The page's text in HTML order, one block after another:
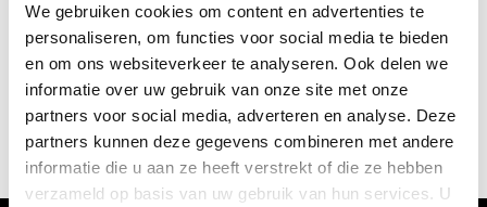
We gebruiken cookies om content en advertenties te
personaliseren, om functies voor social media te bieden
en om ons websiteverkeer te analyseren. Ook delen we
informatie over uw gebruik van onze site met onze
partners voor social media, adverteren en analyse. Deze
partners kunnen deze gegevens combineren met andere
informatie die u aan ze heeft verstrekt of die ze hebben
verzameld op basis van uw gebruik van hun services. U
Huizen was, voordat het een vissersdorp werd, een boerendorp.
Dat is ook terug te zien in het wapen van Huizen met het
Huizer Melkmeisje. De boeren hadden een hard bestaan. De
Huizers hadden maar een paar schapen en koeien om de arme
zandgronden te bemesten. De koeien gaven ook nog melk. Het
melken gebeurde niet bij huis maar op de gemeenschappelijk
weidegronden, de meenten.